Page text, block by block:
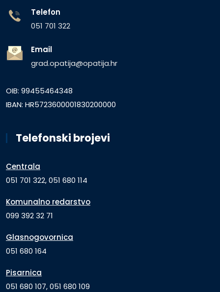
Telefon
051 701 322
Email
grad.opatija@opatija.hr
OIB: 99455464348
IBAN: HR5723600001830200000
Telefonski brojevi
Centrala
051 701 322, 051 680 114
Komunalno redarstvo
099 392 32 71
Glasnogovornica
051 680 164
Pisarnica
051 680 107, 051 680 109